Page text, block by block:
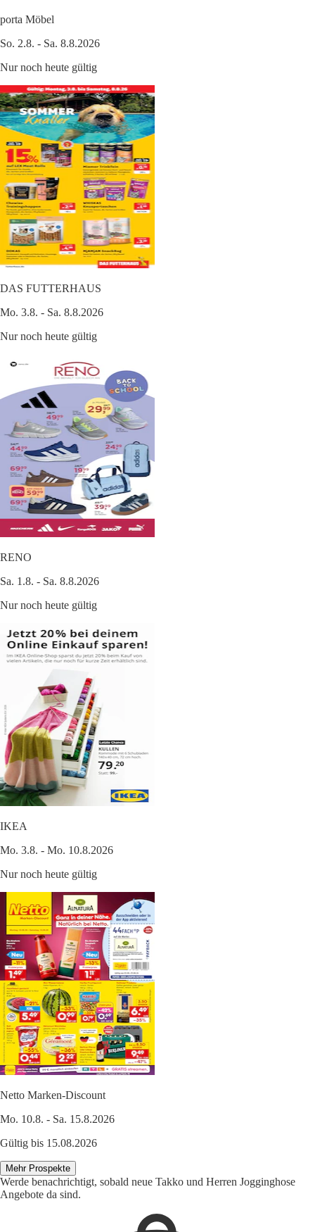
porta Möbel
So. 2.8. - Sa. 8.8.2026
Nur noch heute gültig
DAS FUTTERHAUS
Mo. 3.8. - Sa. 8.8.2026
Nur noch heute gültig
RENO
Sa. 1.8. - Sa. 8.8.2026
Nur noch heute gültig
IKEA
Mo. 3.8. - Mo. 10.8.2026
Nur noch heute gültig
Netto Marken-Discount
Mo. 10.8. - Sa. 15.8.2026
Gültig bis 15.08.2026
Mehr Prospekte
Werde benachrichtigt, sobald neue Takko und Herren Jogginghose
Angebote da sind.